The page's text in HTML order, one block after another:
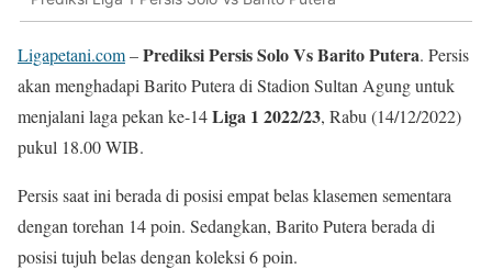
Ligapetani.com–Prediksi Persis Solo Vs Barito Putera. Persis
akan menghadapi Barito Putera di Stadion Sultan Agung untuk
menjalani laga pekan ke-14Liga 1 2022/23, Rabu (14/12/2022)
pukul 18.00 WIB.
Persis saat ini berada di posisi empat belas klasemen sementara
dengan torehan 14 poin. Sedangkan, Barito Putera berada di
posisi tujuh belas dengan koleksi 6 poin.